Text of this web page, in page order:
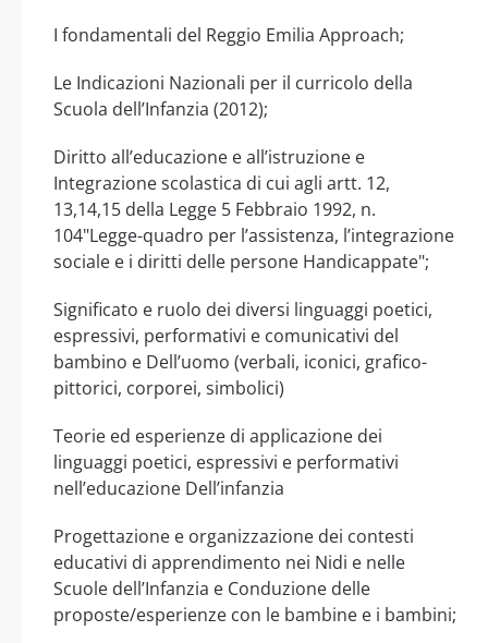
I fondamentali del Reggio Emilia Approach;
Le Indicazioni Nazionali per il curricolo della
Scuola dell’Infanzia (2012);
Diritto all’educazione e all’istruzione e
Integrazione scolastica di cui agli artt. 12,
13,14,15 della Legge 5 Febbraio 1992, n.
104"Legge-quadro per l’assistenza, l’integrazione
sociale e i diritti delle persone Handicappate";
Significato e ruolo dei diversi linguaggi poetici,
espressivi, performativi e comunicativi del
bambino e Dell’uomo (verbali, iconici, grafico-
pittorici, corporei, simbolici)
Teorie ed esperienze di applicazione dei
linguaggi poetici, espressivi e performativi
nell’educazione Dell’infanzia
Progettazione e organizzazione dei contesti
educativi di apprendimento nei Nidi e nelle
Scuole dell’Infanzia e Conduzione delle
proposte/esperienze con le bambine e i bambini;